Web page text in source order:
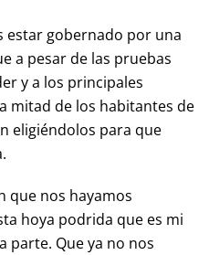
estar gobernado por una
a pesar de las pruebas
y a los principales
mitad de los habitantes de
eligiéndolos para que
que nos hayamos
hoya podrida que es mi
parte. Que ya no nos